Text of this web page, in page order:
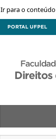
Ir para o conteúdo
PORTAL UFPEL
Direitos